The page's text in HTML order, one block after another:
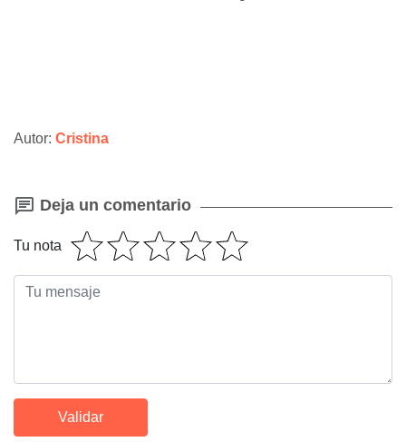
Autor: Cristina
Deja un comentario
Tu nota